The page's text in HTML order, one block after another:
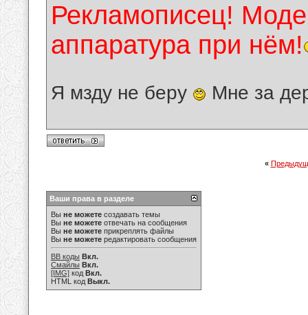
Рекламописец!
аппаратура при нём!
Я мзду не беру Мне за
«
Ваши права в разделе
Вы не можете создавать темы
Вы не можете отвечать на сообщения
Вы не можете прикреплять файлы
Вы не можете редактировать сообщения
BB коды Вкл.
Смайлы Вкл.
[IMG] код Вкл.
HTML код Выкл.